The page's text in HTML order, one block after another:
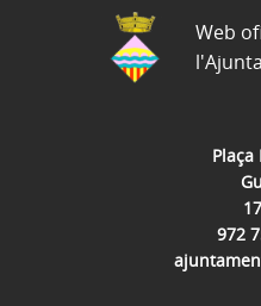
Plaça
972
Web